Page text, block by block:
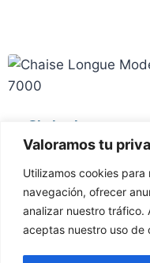
Valoramos tu
Utilizamos cookies
navegación, ofrecer
analizar nuestro tráfico.
aceptas nuestro uso de
Chaise Longue
Modelo 7000
499€ IVA Inc.